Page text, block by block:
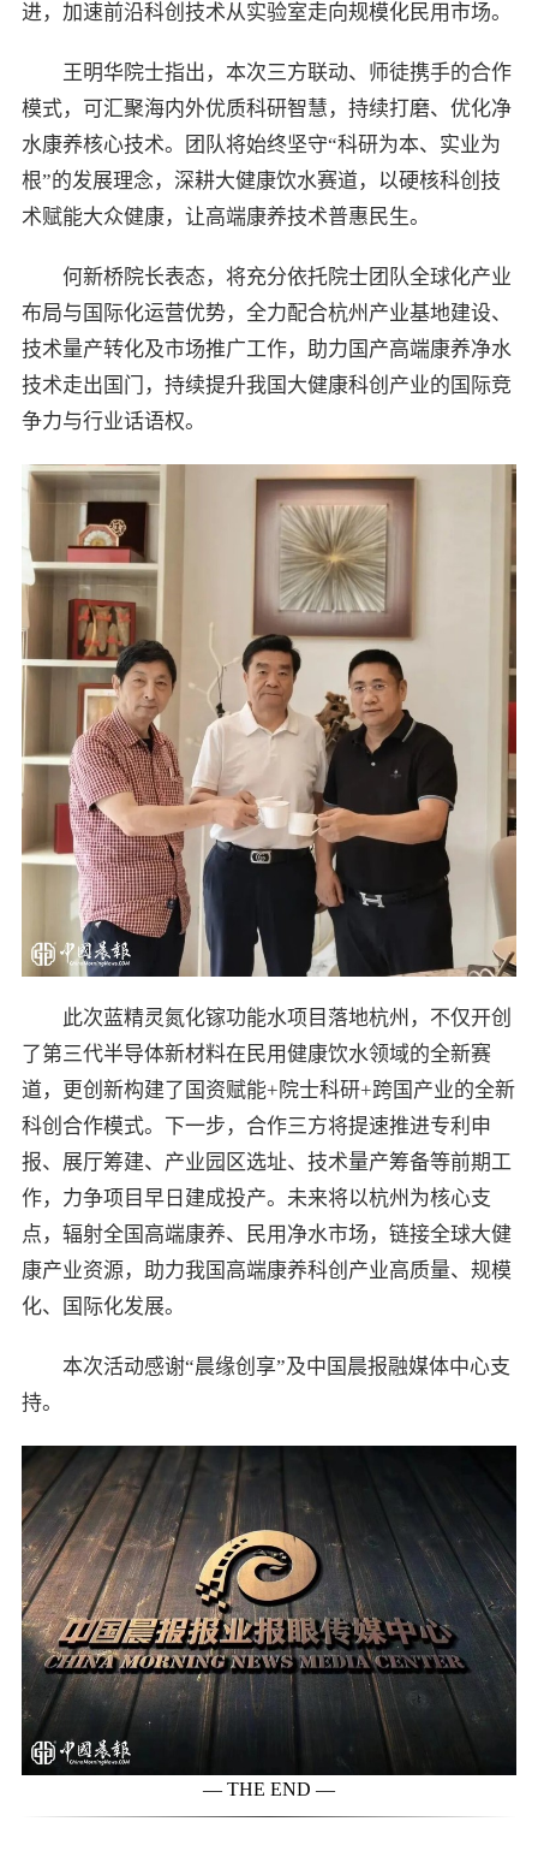
进，加速前沿科创技术从实验室走向规模化民用市场。
王明华院士指出，本次三方联动、师徒携手的合作
模式，可汇聚海内外优质科研智慧，持续打磨、优化净
水康养核心技术。团队将始终坚守“科研为本、实业为
根”的发展理念，深耕大健康饮水赛道，以硬核科创技
术赋能大众健康，让高端康养技术普惠民生。
何新桥院长表态，将充分依托院士团队全球化产业
布局与国际化运营优势，全力配合杭州产业基地建设、
技术量产转化及市场推广工作，助力国产高端康养净水
技术走出国门，持续提升我国大健康科创产业的国际竞
争力与行业话语权。
此次蓝精灵氮化镓功能水项目落地杭州，不仅开创
了第三代半导体新材料在民用健康饮水领域的全新赛
道，更创新构建了国资赋能+院士科研+跨国产业的全新
科创合作模式。下一步，合作三方将提速推进专利申
报、展厅筹建、产业园区选址、技术量产筹备等前期工
作，力争项目早日建成投产。未来将以杭州为核心支
点，辐射全国高端康养、民用净水市场，链接全球大健
康产业资源，助力我国高端康养科创产业高质量、规模
化、国际化发展。
本次活动感谢“晨缘创享”及中国晨报融媒体中心支
持。
— THE END —